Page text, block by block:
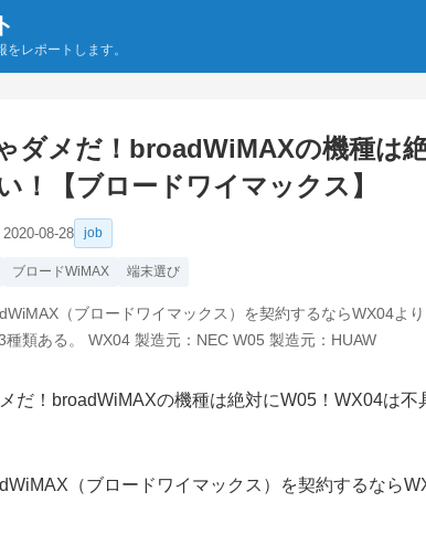
レポートします。
ダメだ！broadWiMAXの機種は
！【ブロードワイマックス】
2020-08-28 job
ブロードWiMAX 端末選び
（ブロードワイマックス）を契約するならWX04よ
種類ある。 WX04 製造元：NEC W05 製造元：HUAW
（ブロードワイマックス）を契約するなら